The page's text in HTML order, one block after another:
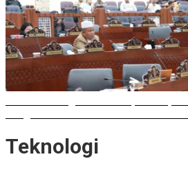
Teknologi